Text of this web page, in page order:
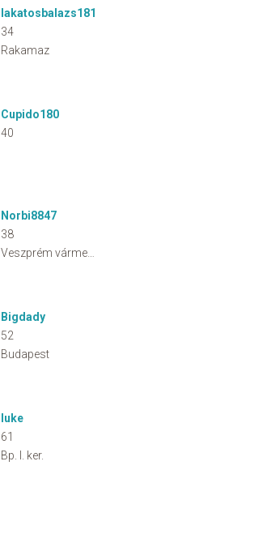
lakatosbalazs181
34
Rakamaz
Cupido180
40
Norbi8847
38
Bigdady
52
Budapest
luke
61
Bp. I. ker.